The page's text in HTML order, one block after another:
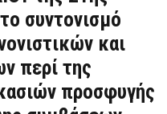
συντονισμό
και
περί της
προσφυγής